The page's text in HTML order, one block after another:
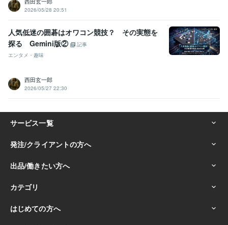
2026/05/28 20:51
人気低迷の囲碁はオワコン競技？ その実態を
探る Gemini版②
記事
エンタメ・趣味
西田玄一郎
2026/05/27 22:30